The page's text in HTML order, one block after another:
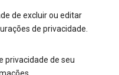
de excluir ou editar
de privacidade.
privacidade de seu